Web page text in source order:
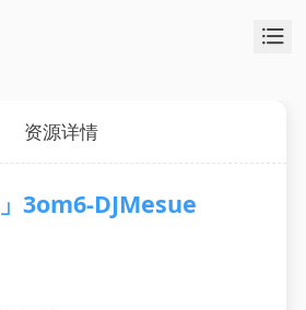
资源详情
」3om6-DJMesue